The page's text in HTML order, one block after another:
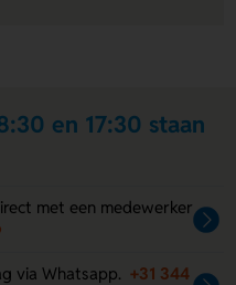
en 17:30 staan
met een medewerker
via Whatsapp. +31 344